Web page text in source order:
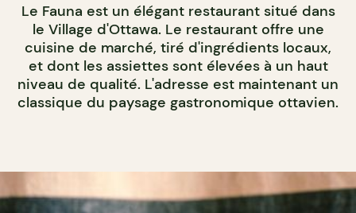
Le Fauna est un élégant restaurant situé dans
le Village d'Ottawa. Le restaurant offre une
cuisine de marché, tiré d'ingrédients locaux,
et dont les assiettes sont élevées à un haut
niveau de qualité. L'adresse est maintenant un
classique du paysage gastronomique ottavien.